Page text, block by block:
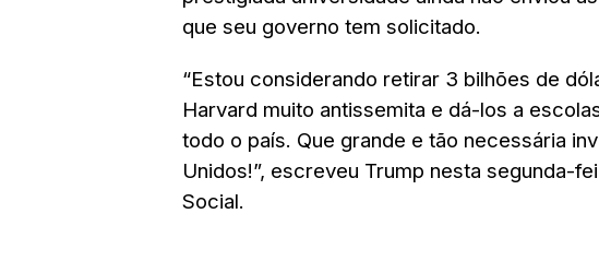
que seu governo tem solicitado.
“Estou considerando retirar 3 bilhões de
Harvard muito antissemita e dá-los a
todo o país. Que grande e tão necessária
Unidos!”, escreveu Trump nesta segunda-
Social.